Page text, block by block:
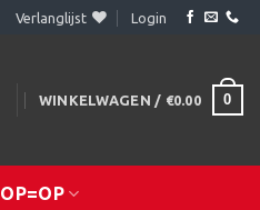
Verlanglijst Login
WINKELWAGEN / €0.00 0
OP=OP